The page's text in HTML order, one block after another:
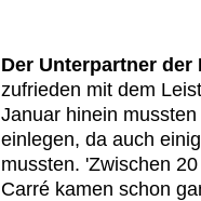
Der Unterpartner
zufrieden mit dem
Januar hinein
einlegen, da auch
mussten. 'Zwischen
Carré kamen schon